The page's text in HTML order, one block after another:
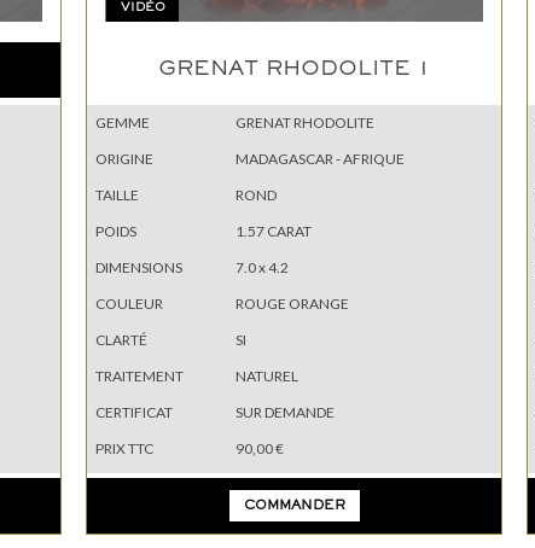
VIDÉO
GRENAT RHODOLITE 1
GEMME
GRENAT RHODOLITE
ORIGINE
MADAGASCAR - AFRIQUE
TAILLE
ROND
POIDS
1.57 CARAT
DIMENSIONS
7.0 x 4.2
COULEUR
ROUGE ORANGE
CLARTÉ
SI
TRAITEMENT
NATUREL
CERTIFICAT
SUR DEMANDE
PRIX TTC
90,00 €
COMMANDER